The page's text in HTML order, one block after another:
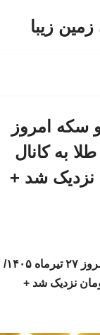
زیبا
سکه امروز
۱۴۰۵/ طلا به کانال
نزدیک شد +
قیمت جدید طلا و سکه امروز ۲۷ تیرماه ۱۴۰۵/
میلیون تومان نزدیک شد +